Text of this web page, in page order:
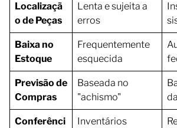
Localizaçã
o de Peças
Lenta e sujeita a
erros
Baixa no
Estoque
Frequentemente
esquecida
Previsão de
Compras
Baseada no
"achismo"
Conferênci
Inventários